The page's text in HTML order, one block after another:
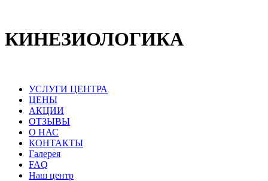
КИНЕЗИОЛОГИКА
УСЛУГИ ЦЕНТРА
ЦЕНЫ
АКЦИИ
ОТЗЫВЫ
О НАС
КОНТАКТЫ
Галерея
FAQ
Наш центр